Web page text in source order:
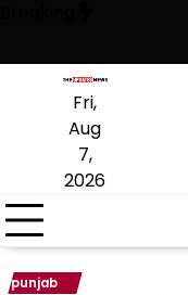
content
Fri,
Aug
7,
2026
punjab